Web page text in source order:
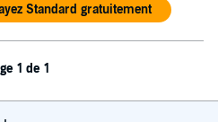
Standard gratuitement
1 de 1